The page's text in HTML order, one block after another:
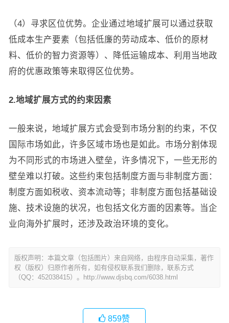
（4）寻求区位优势。企业通过地域扩展可以通过获取
低成本生产要素（包括低廉的劳动成本、低价的原材
料、低价的智力资源等）、降低运输成本、利用当地政
府的优惠政策等来取得区位优势。
2.地域扩展方式的约束因素
一般来说，地域扩展方式会受到市场分割的约束，不仅
国际市场如此，许多区域市场也是如此。市场分割体现
为不同形式的市场进入壁垒，许多情况下，一些无形的
壁垒难以打破。这些约束包括制度方面与非制度方面：
制度方面如税收、资本流动等；非制度方面包括基础设
施、技术设施的状况，也包括文化方面的因素等。当企
业向海外扩展时，还涉及政治环境的变化。
版权声明：本篇文章（包括图片）来自网络，由程序自动采集，著作
权（版权）归原作者所有，如有侵权联系我们删除，联系方式
（QQ：452038415）。http://www.djsbq.com/6038.html
859赞